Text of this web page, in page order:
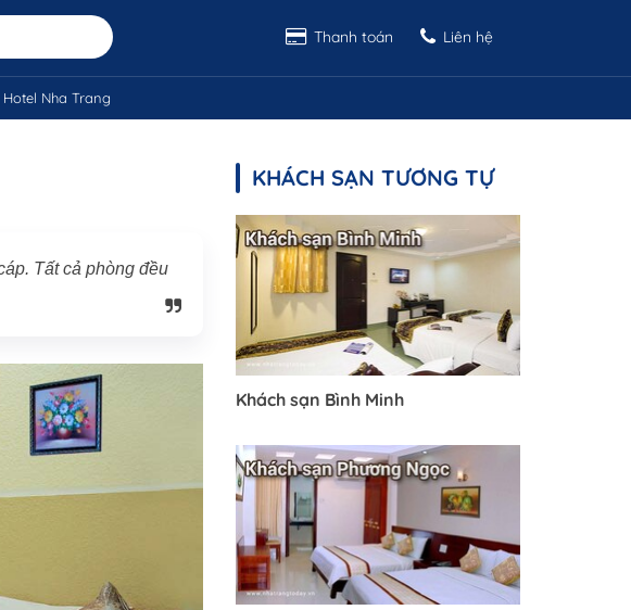
Thanh toán Liên hệ
Hotel Nha Trang
Tất cả phòng đều
KHÁCH SẠN TƯƠNG TỰ
Khách sạn Bình Minh